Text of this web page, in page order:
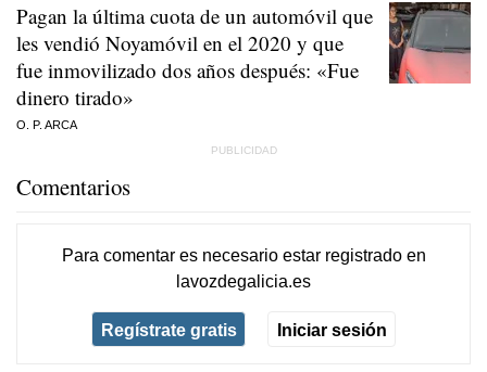
Pagan la última cuota de un automóvil que
les vendió Noyamóvil en el 2020 y que
fue inmovilizado dos años después: «Fue
dinero tirado»
O. P. ARCA
Comentarios
Para comentar es necesario estar registradoen
lavozdegalicia.es
Regístrate gratis Iniciar sesión